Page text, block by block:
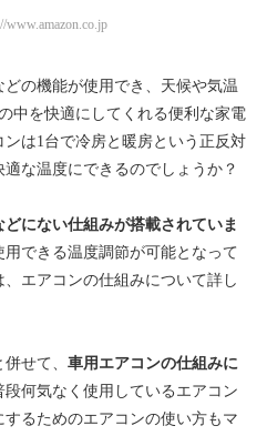
www.amazon.co.jp
の機能が使用でき、天候や気温
中を快適にしてくれる便利な家電
は1台で冷房と暖房という正反対
な温度にできるのでしょうか？
にない仕組みが搭載されていま
できる温度調節が可能となって
エアコンの仕組みについて詳し
せて、 車用エアコンの仕組みに
段何気なく使用しているエアコン
るためのエアコンの使い方もマ